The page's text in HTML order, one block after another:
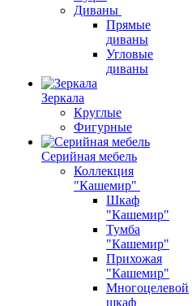
Диваны
Прямые
диваны
Угловые
диваны
Зеркала
Круглые
Фигурные
Серийная мебель
Коллекция
"Кашемир"
Шкаф
"Кашемир"
Тумба
"Кашемир"
Прихожая
"Кашемир"
Многоцелевой
шкаф